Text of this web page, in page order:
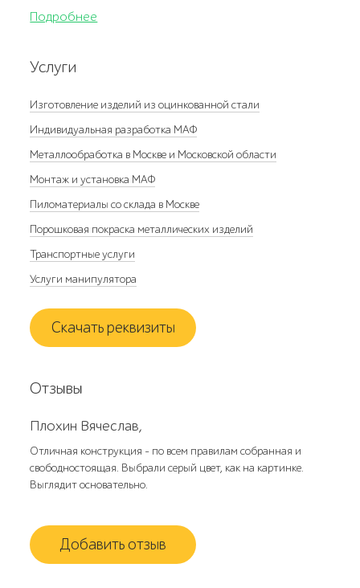
Подробнее
Услуги
Изготовление изделий из оцинкованной стали
Индивидуальная разработка МАФ
Металлообработка в Москве и Московской области
Монтаж и установка МАФ
Пиломатериалы со склада в Москве
Порошковая покраска металлических изделий
Транспортные услуги
Услуги манипулятора
Скачать реквизиты
Отзывы
Плохин Вячеслав,
Отличная конструкция - по всем правилам собранная и
свободностоящая. Выбрали серый цвет, как на картинке.
Выглядит основательно.
Добавить отзыв